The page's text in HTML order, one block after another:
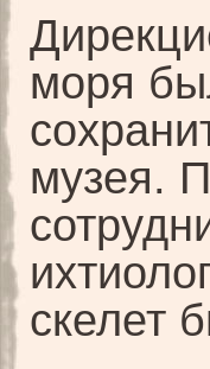
моря
музея.
скелет